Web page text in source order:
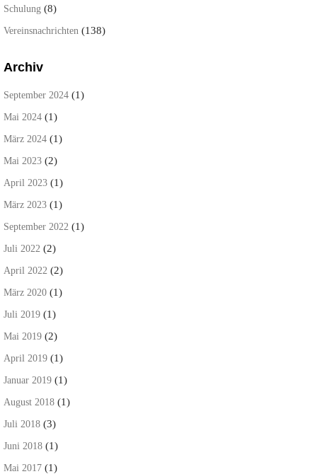
Schulung (8)
Vereinsnachrichten (138)
Archiv
September 2024 (1)
Mai 2024 (1)
März 2024 (1)
Mai 2023 (2)
April 2023 (1)
März 2023 (1)
September 2022 (1)
Juli 2022 (2)
April 2022 (2)
März 2020 (1)
Juli 2019 (1)
Mai 2019 (2)
April 2019 (1)
Januar 2019 (1)
August 2018 (1)
Juli 2018 (3)
Juni 2018 (1)
Mai 2017 (1)